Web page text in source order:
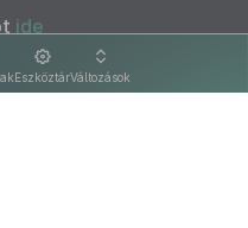
EszköztárVáltozások
ide